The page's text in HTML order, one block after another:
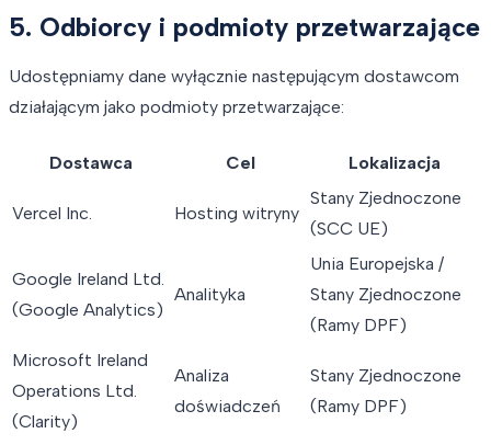
5. Odbiorcy i podmioty przetwarzające
Udostępniamy dane wyłącznie następującym dostawcom
działającym jako podmioty przetwarzające:
Dostawca Cel Lokalizacja
Vercel Inc. Hosting witryny
Stany Zjednoczone
(SCC UE)
Google Ireland Ltd.
(Google Analytics)
Analityka
Unia Europejska /
Stany Zjednoczone
(Ramy DPF)
Microsoft Ireland
Operations Ltd.
(Clarity)
Analiza
doświadczeń
Stany Zjednoczone
(Ramy DPF)